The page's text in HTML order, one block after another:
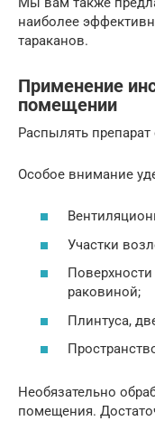
наиболее
тараканов.
Применение
помещении
Распылять
Особое внимание
Участки
раковиной;
Плинтуса,
Необязательно
помещения.